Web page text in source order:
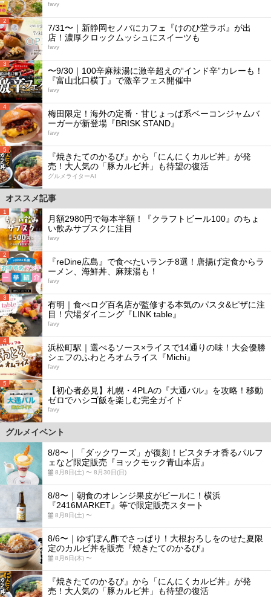
favy
2
7/31〜｜新静岡セノバにカフェ『けのひ堂ラボ』が出
店！濃厚クロックムッシュにスイーツも
favy
3
〜9/30｜100辛麻辣湯に激辛超えの“インド辛”カレーも！
『富山北口横丁』で激辛フェス開催中
favy
4
梅田限定！海外の定番・甘じょっぱ系ベーコンジャムバ
ーガーが新登場『BRISK STAND』
favy
5
『焼きたてのかるび』から「にんにくカルビ丼」が発
売！大人気の「豚カルビ丼」も待望の復活
グルメライターAI
オススメ記事
1
月額2980円で毎本半額！『クラフトビール100』のちょ
い飲みサブスクに注目
favy
2
『reDine広島』で食べたいランチ8選！唐揚げ定食からラ
ーメン、海鮮丼、麻辣湯も！
favy
3
有明｜食べログ百名店が監修する本気のパスタ&ピザに注
目！穴場ダイニング『LINK table』
favy
4
浜松町駅｜選べるソース×ライスで14通りの味！大会優勝
シェフのふわとろオムライス『Michi』
favy
5
【初心者必見】札幌・4PLAの『大通バル』を攻略！移動
ゼロでハシゴ飯を楽しむ完全ガイド
favy
グルメイベント
8/8〜｜「ダックワーズ」が復刻！ピスタチオ香るパルフ
ェなど限定販売『ヨックモック青山本店』
8月8日(土) 〜 8月30日(日)
8/8〜｜朝食のオレンジ果皮がビールに！横浜
『2416MARKET』等で限定販売スタート
8月8日(土) 〜
8/6〜｜ゆずぽん酢でさっぱり！大根おろしをのせた夏限
定のカルビ丼を販売『焼きたてのかるび』
8月6日(木) 〜
『焼きたてのかるび』から「にんにくカルビ丼」が発
売！大人気の「豚カルビ丼」も待望の復活